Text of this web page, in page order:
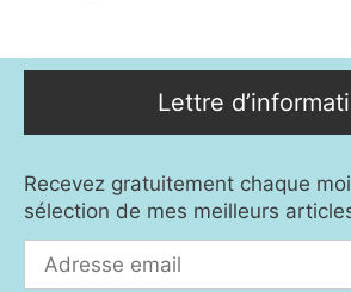
Lettre
Recevez gratuitement chaque
sélection de mes meilleurs